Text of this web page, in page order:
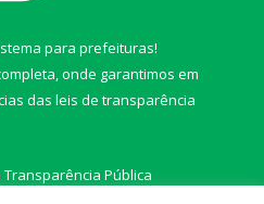
para prefeituras!
onde garantimos em
das leis de transparência
Transparência Pública